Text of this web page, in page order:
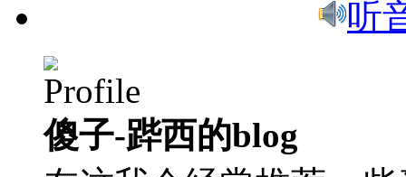
听
傻子-跸西的blog